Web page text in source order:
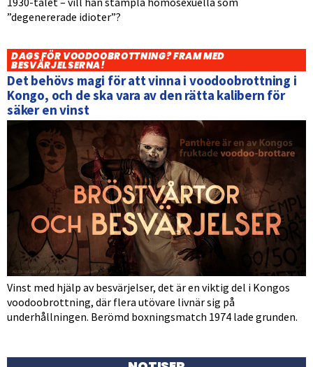
”degenererade idioter”?
DAGS FÖR VOODOOBROTTNING? FRAM MED
BESVÄRJELSERNA!
Det behövs magi för att vinna i voodoobrottning i
Kongo, och de ska vara av den rätta kalibern för
säker en vinst
Vinst med hjälp av besvärjelser, det är en viktig del i Kongos
voodoobrottning, där flera utövare livnär sig på
underhållningen. Berömd boxningsmatch 1974 lade grunden.